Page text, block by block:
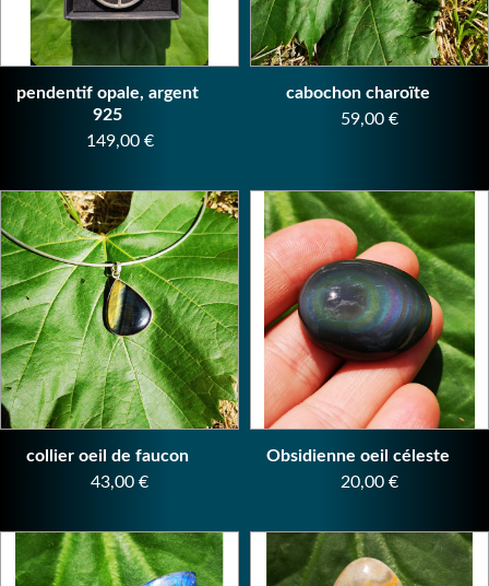
pendentif opale, argent
925
Prix
149,00 €
cabochon charoïte
Prix
59,00 €
collier oeil de faucon
Prix
43,00 €
Obsidienne oeil céleste
Prix
20,00 €